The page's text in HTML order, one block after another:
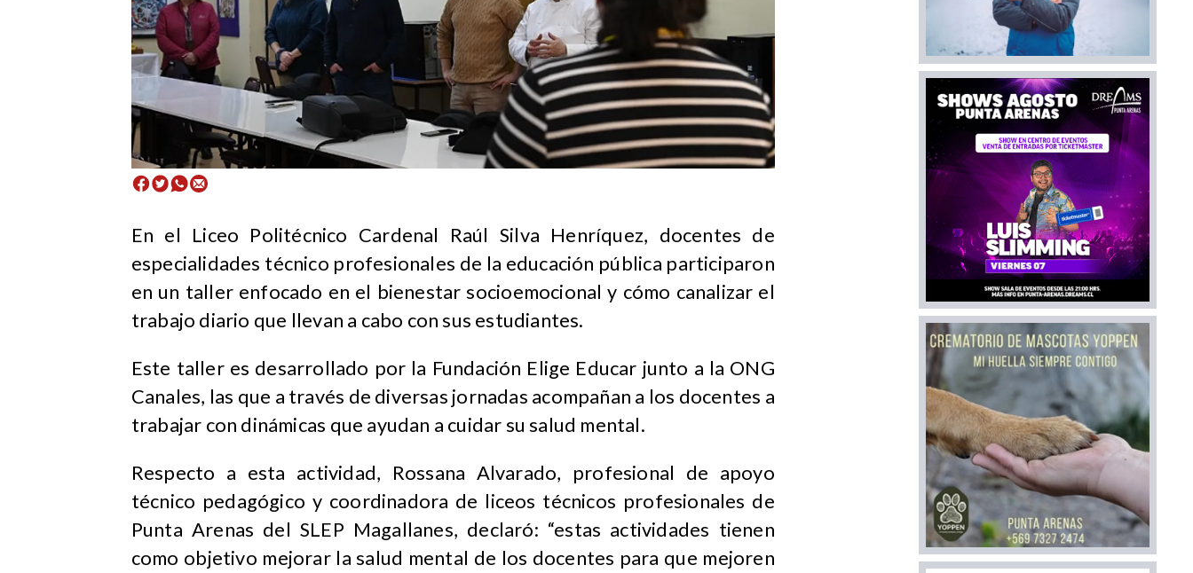
En el Liceo Politécnico Cardenal Raúl Silva Henríquez, docentes de
especialidades técnico profesionales de la educación pública participaron
en un taller enfocado en el bienestar socioemocional y cómo canalizar el
trabajo diario que llevan a cabo con sus estudiantes.
Este taller es desarrollado por la Fundación Elige Educar junto a la ONG
Canales, las que a través de diversas jornadas acompañan a los docentes a
trabajar con dinámicas que ayudan a cuidar su salud mental.
Respecto a esta actividad, Rossana Alvarado, profesional de apoyo
técnico pedagógico y coordinadora de liceos técnicos profesionales de
Punta Arenas del SLEP Magallanes, declaró: “estas actividades tienen
como objetivo mejorar la salud mental de los docentes para que mejoren